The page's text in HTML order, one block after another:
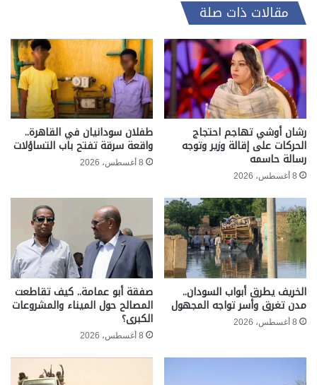
مقالات ذات صلة
رشان أوشي تهاجم احتجاج
الحركات على إقالة وزير وتوجه
رسالة حاسمه
8 أغسطس، 2026
طفلان سودانيان في القاهرة..
واقعة سرقة تفتح باب التساؤلات
8 أغسطس، 2026
الخريف يطرق أبواب السودان..
مدن تغرق وأسر تواجه المجهول
8 أغسطس، 2026
صفقة أبو عمامة.. كيف تقاطعت
المصالح حول الميناء والمشروعات
الكبرى؟
8 أغسطس، 2026